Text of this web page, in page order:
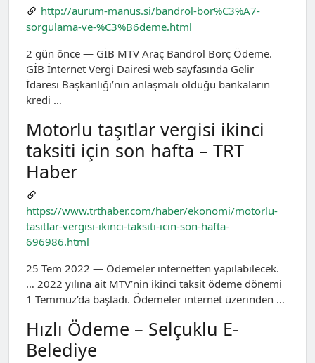
http://aurum-manus.si/bandrol-bor%C3%A7-
sorgulama-ve-%C3%B6deme.html
2 gün önce — GİB MTV Araç Bandrol Borç Ödeme.
GİB İnternet Vergi Dairesi web sayfasında Gelir
İdaresi Başkanlığı’nın anlaşmalı olduğu bankaların
kredi …
Motorlu taşıtlar vergisi ikinci
taksiti için son hafta – TRT
Haber
https://www.trthaber.com/haber/ekonomi/motorlu-
tasitlar-vergisi-ikinci-taksiti-icin-son-hafta-
696986.html
25 Tem 2022 — Ödemeler internetten yapılabilecek.
… 2022 yılına ait MTV’nin ikinci taksit ödeme dönemi
1 Temmuz’da başladı. Ödemeler internet üzerinden …
Hızlı Ödeme – Selçuklu E-
Belediye